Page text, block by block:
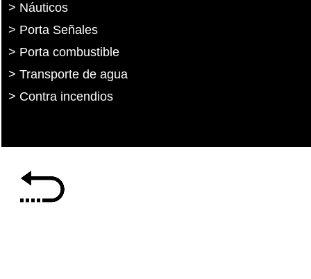
> Náuticos
> Porta Señales
> Porta combustible
> Transporte de agua
> Contra incendios